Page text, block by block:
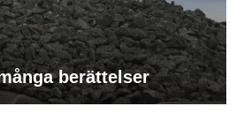
berättelser